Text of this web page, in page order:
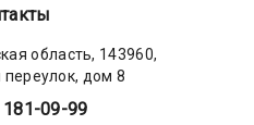
область, 143960,
дом 8
09-99